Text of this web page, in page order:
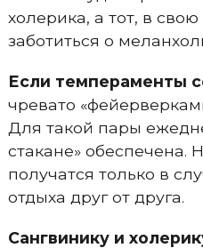
холерика, а тот, в
заботиться о
Если темпераменты
чревато
Для такой пары
стакане» обеспечена.
получатся только в
отдыха друг от друга.
Сангвинику и